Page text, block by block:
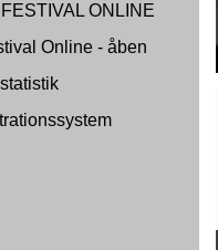
ONLINE
Online - åben